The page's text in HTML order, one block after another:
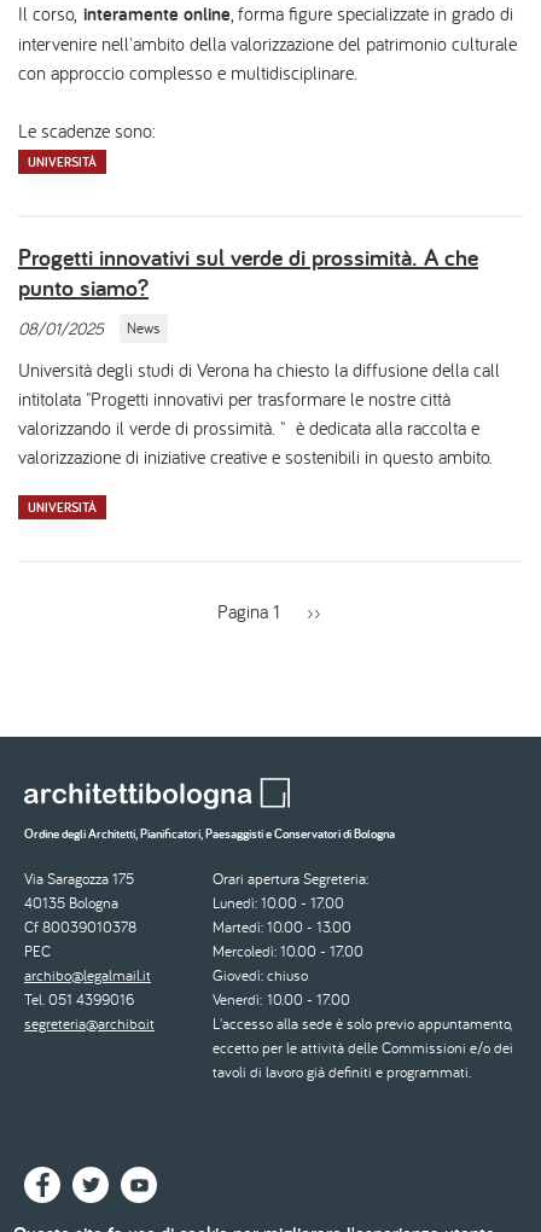
Il corso, interamente online, forma figure specializzate in grado di
intervenire nell'ambito della valorizzazione del patrimonio culturale
con approccio complesso e multidisciplinare.
Le scadenze sono:
UNIVERSITÀ
Progetti innovativi sul verde di prossimità. A che
punto siamo?
08/01/2025 News
Università degli studi di Verona ha chiesto la diffusione della call
intitolata "Progetti innovativi per trasformare le nostre città
valorizzando il verde di prossimità. " è dedicata alla raccolta e
valorizzazione di iniziative creative e sostenibili in questo ambito.
UNIVERSITÀ
Pagina 1
Pagina
››
Ordine degli Architetti, Pianificatori, Paesaggisti e Conservatori di Bologna
Via Saragozza 175
40135 Bologna
Cf 80039010378
PEC
archibo@legalmail.it
Tel. 051 4399016
segreteria@archibo.it
Orari apertura Segreteria:
Lunedì: 10.00 - 17.00
Martedì: 10.00 - 13.00
Mercoledì: 10.00 - 17.00
Giovedì: chiuso
Venerdì: 10.00 - 17.00
L'accesso alla sede è solo previo appuntamento,
eccetto per le attività delle Commissioni e/o dei
tavoli di lavoro già definiti e programmati.